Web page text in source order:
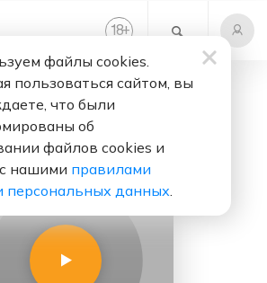
18+
ХИТОВ 60-70-80х -
бесплатно
файлы cookies.
пользоваться сайтом, вы
что были
об
файлов cookies и
нашими правилами
персональных данных.